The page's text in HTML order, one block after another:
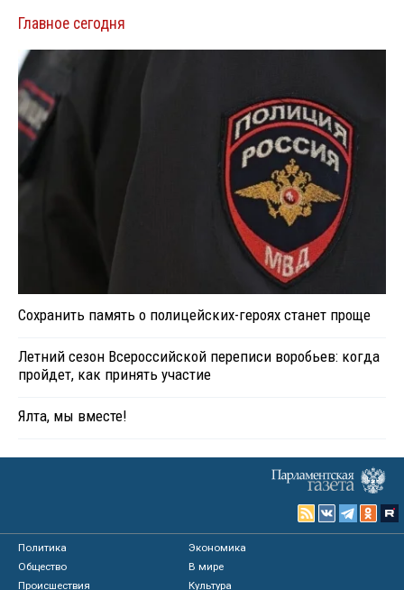
Главное сегодня
Сохранить память о полицейских-героях станет проще
Летний сезон Всероссийской переписи воробьев: когда
пройдет, как принять участие
Ялта, мы вместе!
Политика
Экономика
Общество
В мире
Происшествия
Культура